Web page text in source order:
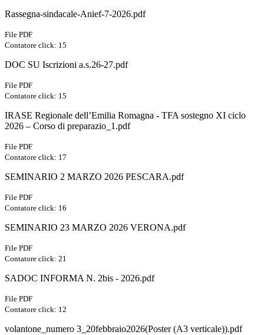
Rassegna-sindacale-Anief-7-2026.pdf
File PDF
Contatore click: 15
DOC SU Iscrizioni a.s.26-27.pdf
File PDF
Contatore click: 15
IRASE Regionale dell’Emilia Romagna - TFA sostegno XI ciclo
2026 – Corso di preparazio_1.pdf
File PDF
Contatore click: 17
SEMINARIO 2 MARZO 2026 PESCARA.pdf
File PDF
Contatore click: 16
SEMINARIO 23 MARZO 2026 VERONA.pdf
File PDF
Contatore click: 21
SADOC INFORMA N. 2bis - 2026.pdf
File PDF
Contatore click: 12
volantone_numero 3_20febbraio2026(Poster (A3 verticale)).pdf